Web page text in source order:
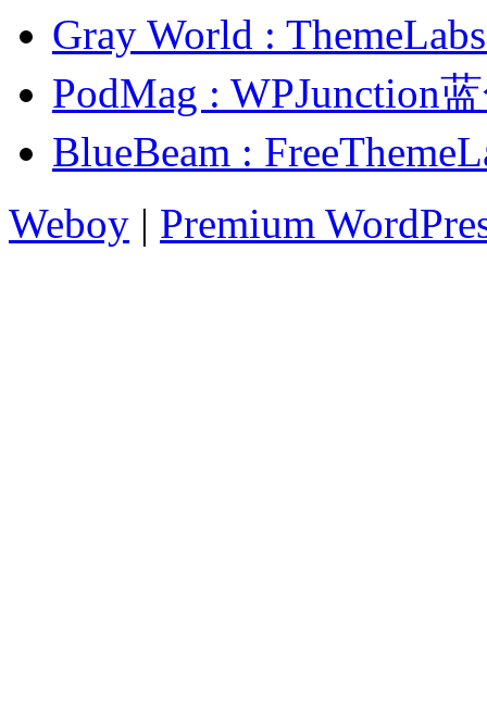
Gray World :
PodMag : WPJunction
BlueBeam :
Weboy | Premium